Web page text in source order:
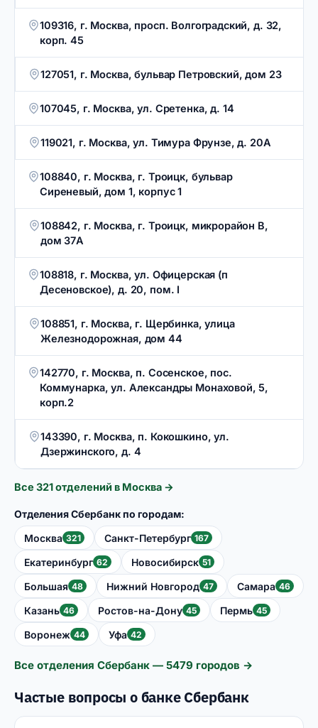
109316, г. Москва, просп. Волгоградский, д. 32,
корп. 45
127051, г. Москва, бульвар Петровский, дом 23
107045, г. Москва, ул. Сретенка, д. 14
119021, г. Москва, ул. Тимура Фрунзе, д. 20А
108840, г. Москва, г. Троицк, бульвар
Сиреневый, дом 1, корпус 1
108842, г. Москва, г. Троицк, микрорайон В,
дом 37А
108818, г. Москва, ул. Офицерская (п
Десеновское), д. 20, пом. I
108851, г. Москва, г. Щербинка, улица
Железнодорожная, дом 44
142770, г. Москва, п. Сосенское, пос.
Коммунарка, ул. Александры Монаховой, 5,
корп.2
143390, г. Москва, п. Кокошкино, ул.
Дзержинского, д. 4
Все 321отделений в Москва →
Отделения Сбербанк по городам:
Москва 321 Санкт-Петербург 167
Екатеринбург 62 Новосибирск 51
Большая 48 Нижний Новгород 47 Самара 46
Казань 46 Ростов-на-Дону 45 Пермь 45
Воронеж 44 Уфа 42
Все отделения Сбербанк — 5479 городов →
Частые вопросы о банке Сбербанк